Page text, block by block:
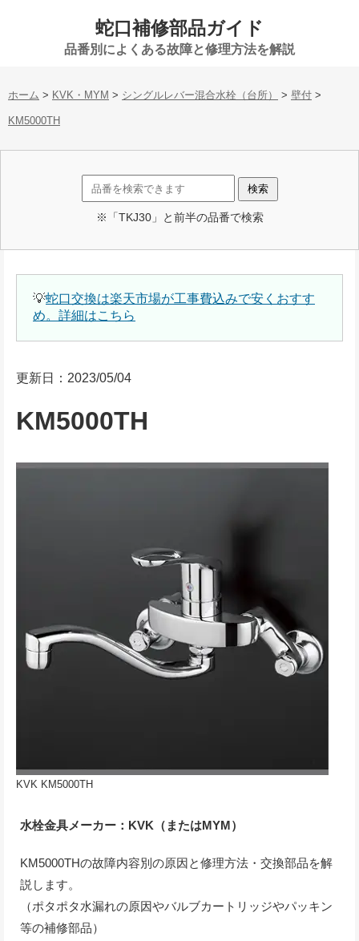
蛇口補修部品ガイド
品番別によくある故障と修理方法を解説
ホーム > KVK・MYM > シングルレバー混合水栓（台所） > 壁付 >
KM5000TH
※「TKJ30」と前半の品番で検索
💡蛇口交換は楽天市場が工事費込みで安くおすす
め。詳細はこちら
更新日：2023/05/04
KM5000TH
KVK KM5000TH
水栓金具メーカー：KVK（またはMYM）
KM5000THの故障内容別の原因と修理方法・交換部品を解
説します。
（ポタポタ水漏れの原因やバルブカートリッジやパッキン
等の補修部品）